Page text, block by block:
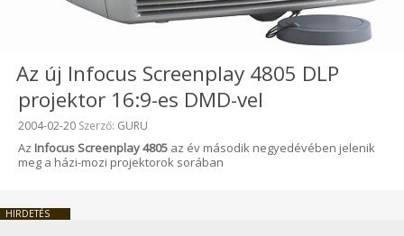
Az új Infocus Screenplay 4805 DLP
projektor 16:9-es DMD-vel
Beküldve:
2004-02-20 Szerző: GURU
Az Infocus Screenplay 4805 az év második negyedévében jelenik
meg a házi-mozi projektorok sorában
HIRDETÉS